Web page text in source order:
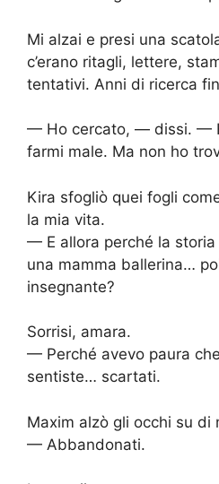
Mi alzai e presi una
c’erano ritagli, lettere,
tentativi. Anni di ricerca
— Ho cercato, — dissi. —
farmi male. Ma non ho
Kira sfogliò quei fogli
la mia vita.
— E allora perché la storia
una mamma ballerina…
insegnante?
Sorrisi, amara.
— Perché avevo paura
sentiste… scartati.
Maxim alzò gli occhi su di
— Abbandonati.